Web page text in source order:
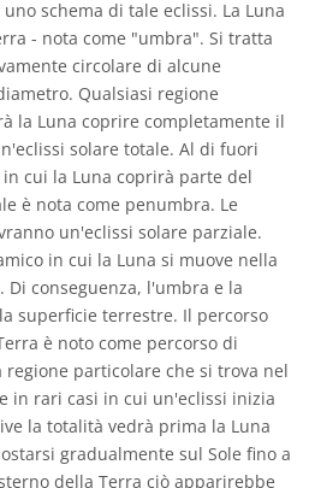
schema di tale eclissi. La Luna
- nota come "umbra". Si tratta
circolare di alcune
Qualsiasi regione
la Luna coprire completamente il
solare totale. Al di fuori
cui la Luna coprirà parte del
è nota come penumbra. Le
un'eclissi solare parziale.
in cui la Luna si muove nella
conseguenza, l'umbra e la
superficie terrestre. Il percorso
è noto come percorso di
particolare che si trova nel
in rari casi in cui un'eclissi inizia
la totalità vedrà prima la Luna
gradualmente sul Sole fino a
della Terra ciò apparirebbe